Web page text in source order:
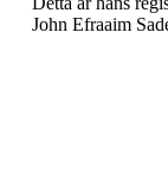
John Efraaim